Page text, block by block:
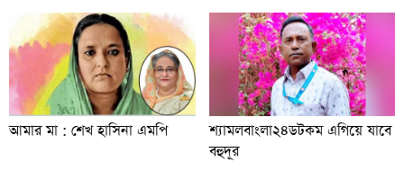
আমার মা : শেখ হাসিনা এমপি
শ্যামলবাংলা২৪ডটকম এগিয়ে যাবে
বহুদূর